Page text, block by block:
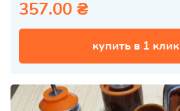
357.00 ₴
купить в 1 клик